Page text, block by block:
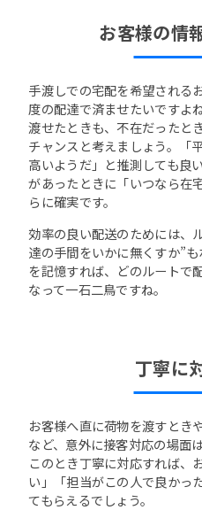
お客様の情
手渡しでの宅配を希望される
度の配達で済ませたいですよね
渡せたときも、不在だったと
チャンスと考えましょう。「
高いようだ」と推測しても良
があったときに「いつなら在
らに確実です。
効率の良い配送のためには、
達の手間をいかに無くすか”
を記憶すれば、どのルートで
なって一石二鳥ですね。
丁寧に
お客様へ直に荷物を渡すとき
など、意外に接客対応の場面
このとき丁寧に対応すれば、
い」「担当がこの人で良かっ
てもらえるでしょう。